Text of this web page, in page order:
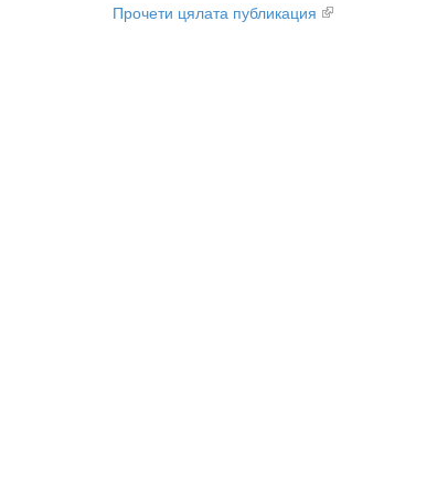
Прочети цялата публикация